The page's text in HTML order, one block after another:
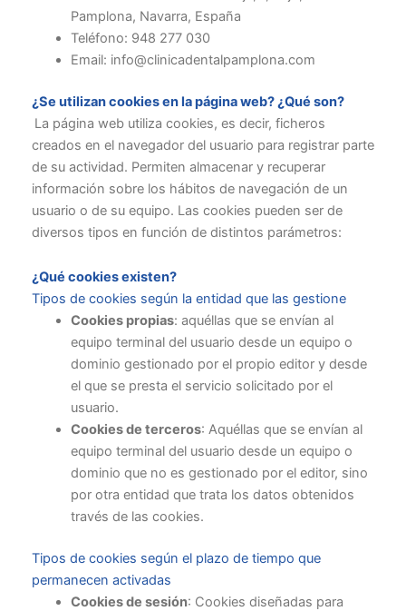
Pamplona, Navarra, España
Teléfono: 948 277 030
Email: info@clinicadentalpamplona.com
¿Se utilizan cookies en la página web? ¿Qué son?
La página web utiliza cookies, es decir, ficheros
creados en el navegador del usuario para registrar parte
de su actividad. Permiten almacenar y recuperar
información sobre los hábitos de navegación de un
usuario o de su equipo. Las cookies pueden ser de
diversos tipos en función de distintos parámetros:
¿Qué cookies existen?
Tipos de cookies según la entidad que las gestione
Cookies propias: aquéllas que se envían al
equipo terminal del usuario desde un equipo o
dominio gestionado por el propio editor y desde
el que se presta el servicio solicitado por el
usuario.
Cookies de terceros: Aquéllas que se envían al
equipo terminal del usuario desde un equipo o
dominio que no es gestionado por el editor, sino
por otra entidad que trata los datos obtenidos
través de las cookies.
Tipos de cookies según el plazo de tiempo que
permanecen activadas
Cookies de sesión: Cookies diseñadas para